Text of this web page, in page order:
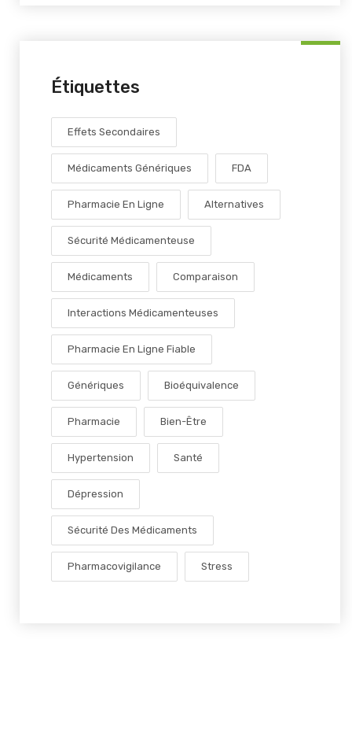
Étiquettes
Effets Secondaires
Médicaments Génériques FDA
Pharmacie En Ligne Alternatives
Sécurité Médicamenteuse
Médicaments Comparaison
Interactions Médicamenteuses
Pharmacie En Ligne Fiable
Génériques Bioéquivalence
Pharmacie Bien-Être
Hypertension Santé
Dépression
Sécurité Des Médicaments
Pharmacovigilance Stress